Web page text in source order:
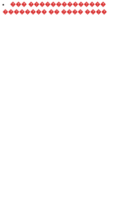
��� ��������������
�������� �� ���� ����